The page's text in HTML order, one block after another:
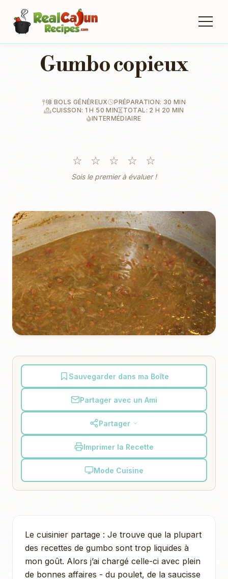
Gumbo copieux
8 BOLS GÉNÉREUX
PRÉPARATION: 30 MIN
CUISSON: 1 H 50 MIN
TOTAL: 2 H 20 MIN
INTERMÉDIAIRE
☆ ☆ ☆ ☆ ☆
Sois le premier à évaluer !
Sauvegarder dans ma Boîte
Partager avec un Ami
Partager
Imprimer la Recette
Mode Cuisine
Le cuisinier partage : Je trouve que la plupart
des recettes de gumbo sont trop liquides à
mon goût. Alors j’ai chargé celle-ci avec plein
de bonnes affaires - du poulet, de la saucisse